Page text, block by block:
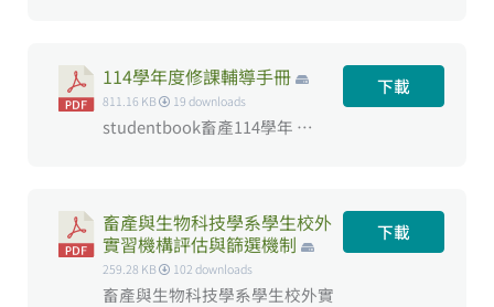
114學年度修課輔導手冊
811.16 KB 19 downloads
studentbook畜產114學年 …
下載
畜產與生物科技學系學生校外
實習機構評估與篩選機制
259.28 KB 102 downloads
畜產與生物科技學系學生校外實
下載